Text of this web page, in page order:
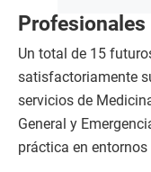
Profesionales
Un total de 15
satisfactoriamente
servicios de
General y
práctica en